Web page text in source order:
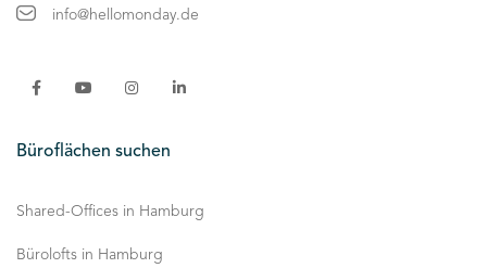
info@hellomonday.de
Büroflächen suchen
Shared-Offices in Hamburg
Bürolofts in Hamburg